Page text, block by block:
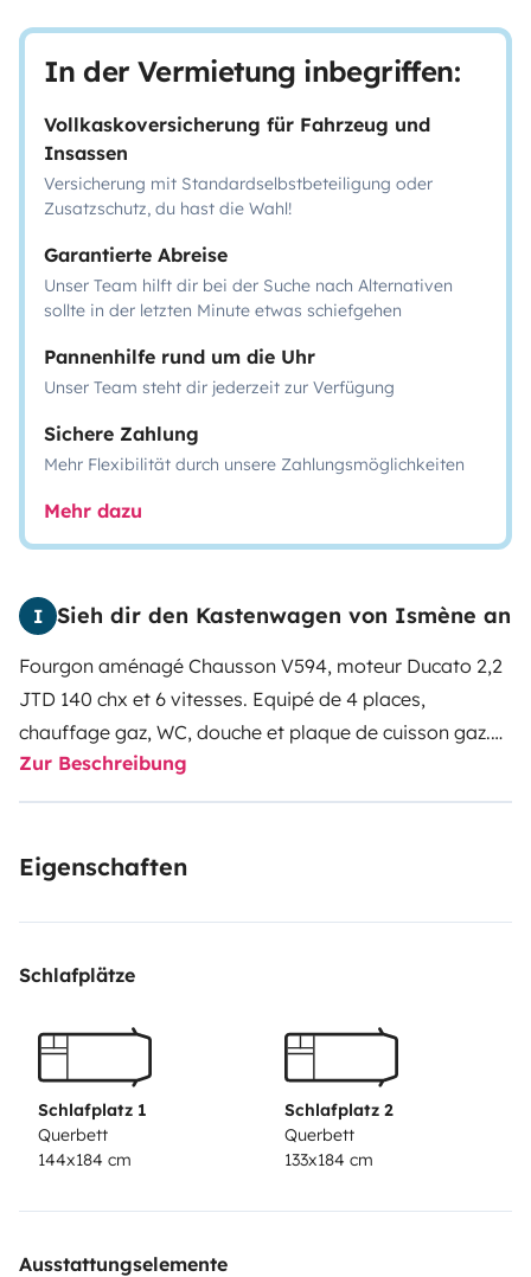
In der Vermietung inbegriffen:
Vollkaskoversicherung für Fahrzeug und
Insassen
Versicherung mit Standardselbstbeteiligung oder
Zusatzschutz, du hast die Wahl!
Garantierte Abreise
Unser Team hilft dir bei der Suche nach Alternativen
sollte in der letzten Minute etwas schiefgehen
Pannenhilfe rund um die Uhr
Unser Team steht dir jederzeit zur Verfügung
Sichere Zahlung
Mehr Flexibilität durch unsere Zahlungsmöglichkeiten
Mehr dazu
I Sieh dir den Kastenwagen von Ismène an
Fourgon aménagé Chausson V594, moteur Ducato 2,2
JTD 140 chx et 6 vitesses. Equipé de 4 places,
chauffage gaz, WC, douche et plaque de cuisson gaz.
Vaisselle fournie. Couchage équipé de couette, draps
housse et oreiller. Le plein de gasoil et d'eau propre
départ. Vous pouvez laisser votre voiture sur place. Le
gasoil fait.
étroit.
Zur Beschreibung
Eigenschaften
Schlafplätze
Schlafplatz 1
Querbett
144x184 cm
Schlafplatz 2
Querbett
133x184 cm
Ausstattungselemente